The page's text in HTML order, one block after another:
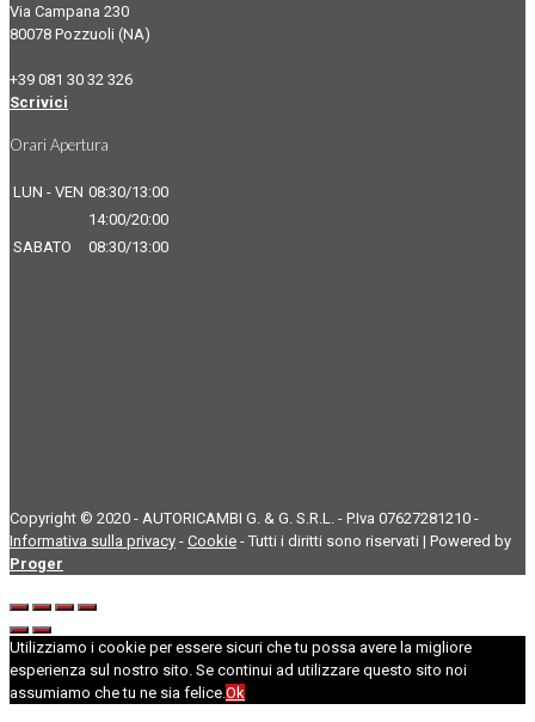
Via Campana 230
80078 Pozzuoli (NA)
+39 081 30 32 326
Scrivici
Orari Apertura
LUN - VEN 08:30/13:00
14:00/20:00
SABATO
08:30/13:00
Copyright © 2020 - AUTORICAMBI G. & G. S.R.L. - P.Iva 07627281210 -
Informativa sulla privacy - Cookie - Tutti i diritti sono riservati | Powered by
Proger
Utilizziamo i cookie per essere sicuri che tu possa avere la migliore
esperienza sul nostro sito. Se continui ad utilizzare questo sito noi
assumiamo che tu ne sia felice.Ok